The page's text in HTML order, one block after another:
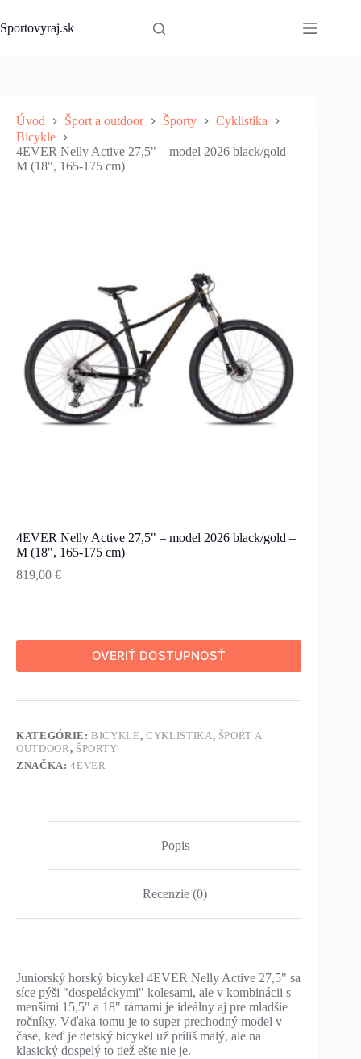
to
content
Sportovyraj.sk
Úvod Šport a outdoor Športy
Cyklistika
Bicykle
4EVER Nelly Active 27,5" – model 2026 black/gold –
M (18", 165-175 cm)
4EVER Nelly Active 27,5" – model 2026 black/gold –
M (18", 165-175 cm)
819,00 €
OVERIŤ DOSTUPNOSŤ
KATEGÓRIE:BICYKLE,CYKLISTIKA, ŠPORT A
OUTDOOR , ŠPORTY
ZNAČKA:4EVER
Popis
Recenzie (0)
Juniorský horský bicykel 4EVER Nelly Active 27,5" sa
síce pýši "dospeláckymi" kolesami, ale v kombinácii s
menšími 15,5" a 18" rámami je ideálny aj pre mladšie
ročníky. Vďaka tomu je to super prechodný model v
čase, keď je detský bicykel už príliš malý, ale na
klasický dospelý to tiež ešte nie je.